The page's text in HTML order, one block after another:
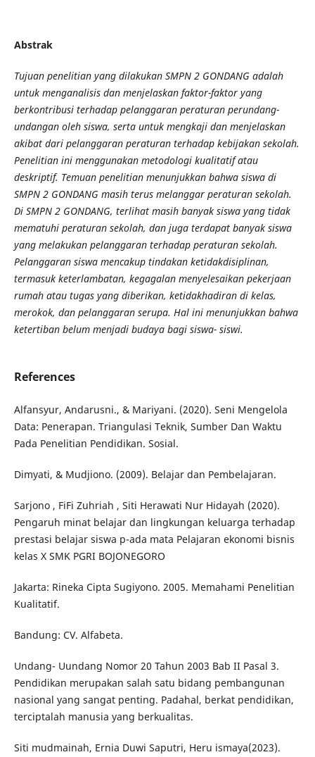
Abstrak
Tujuan penelitian yang dilakukan SMPN 2 GONDANG adalah
untuk menganalisis dan menjelaskan faktor-faktor yang
berkontribusi terhadap pelanggaran peraturan perundang-
undangan oleh siswa, serta untuk mengkaji dan menjelaskan
akibat dari pelanggaran peraturan terhadap kebijakan sekolah.
Penelitian ini menggunakan metodologi kualitatif atau
deskriptif. Temuan penelitian menunjukkan bahwa siswa di
SMPN 2 GONDANG masih terus melanggar peraturan sekolah.
Di SMPN 2 GONDANG, terlihat masih banyak siswa yang tidak
mematuhi peraturan sekolah, dan juga terdapat banyak siswa
yang melakukan pelanggaran terhadap peraturan sekolah.
Pelanggaran siswa mencakup tindakan ketidakdisiplinan,
termasuk keterlambatan, kegagalan menyelesaikan pekerjaan
rumah atau tugas yang diberikan, ketidakhadiran di kelas,
merokok, dan pelanggaran serupa. Hal ini menunjukkan bahwa
ketertiban belum menjadi budaya bagi siswa- siswi.
References
Alfansyur, Andarusni., & Mariyani. (2020). Seni Mengelola
Data: Penerapan. Triangulasi Teknik, Sumber Dan Waktu
Pada Penelitian Pendidikan. Sosial.
Dimyati, & Mudjiono. (2009). Belajar dan Pembelajaran.
Sarjono , FiFi Zuhriah , Siti Herawati Nur Hidayah (2020).
Pengaruh minat belajar dan lingkungan keluarga terhadap
prestasi belajar siswa p-ada mata Pelajaran ekonomi bisnis
kelas X SMK PGRI BOJONEGORO
Jakarta: Rineka Cipta Sugiyono. 2005. Memahami Penelitian
Kualitatif.
Bandung: CV. Alfabeta.
Undang- Uundang Nomor 20 Tahun 2003 Bab II Pasal 3.
Pendidikan merupakan salah satu bidang pembangunan
nasional yang sangat penting. Padahal, berkat pendidikan,
terciptalah manusia yang berkualitas.
Siti mudmainah, Ernia Duwi Saputri, Heru ismaya(2023).